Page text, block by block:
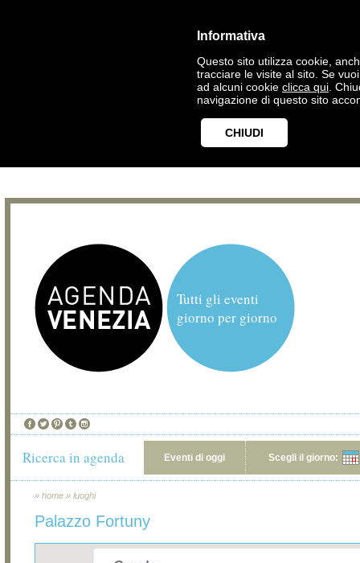
Informativa
Questo sito utilizza cookie,
tracciare le visite al sito. Se
ad alcuni cookie clicca qui .
navigazione di questo sito
CHIUDI
Tutti gli eventi
giorno per giorno
Ricerca in agenda Eventi di oggi Scegli il giorno:
» home » luoghi
Palazzo Fortuny